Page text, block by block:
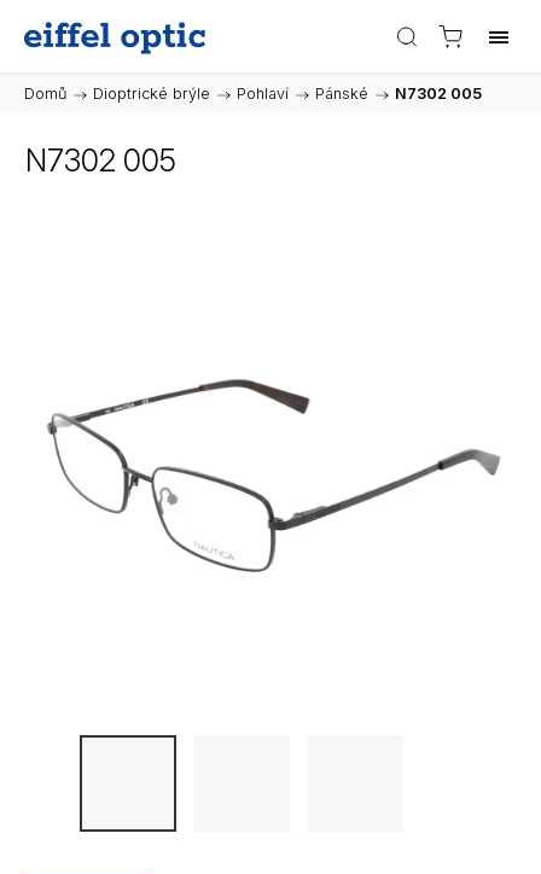
Domů / Dioptrické brýle / Pohlaví / Pánské / N7302 005
N7302 005